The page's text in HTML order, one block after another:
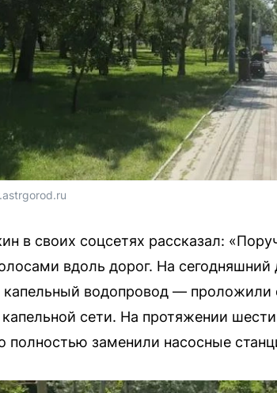
в своих соцсетях рассказал:
вдоль дорог. На
капельный водопровод —
сети. На протяжении
полностью заменили насосные